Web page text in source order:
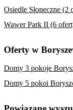
Osiedle Słoneczne (2
Wawer Park II (6
Oferty w
Domy 3 pokoje
Domy 5 pokoi